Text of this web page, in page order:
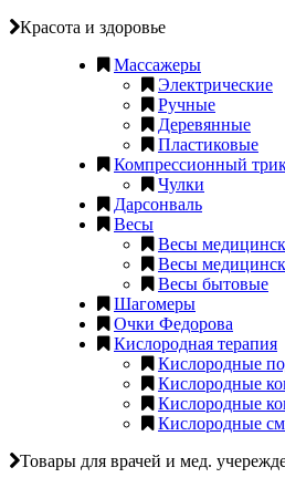
Красота и здоровье
Массажеры
Электрические
Ручные
Деревянные
Пластиковые
Компрессионный
Чулки
Дарсонваль
Весы
Весы
Весы
Весы бытовые
Шагомеры
Очки Федорова
Кислородная терапия
Кислородные
Кислородные
Кислородные
Кислородные
Товары для врачей и мед.